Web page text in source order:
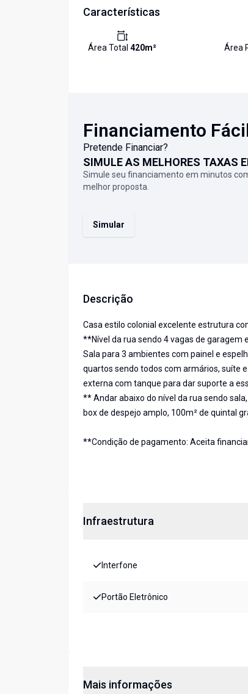
Características
Área Total 420m² Área
Financiamento
Pretende Financiar?
SIMULE AS MELHORES TAXAS
Simule seu financiamento em minutos
melhor proposta.
Simular
Descrição
Casa estilo colonial excelente estrutura
**Nível da rua sendo 4 vagas de garagem
Sala para 3 ambientes com painel e
quartos sendo todos com armários, suíte
externa com tanque para dar suporte a
** Andar abaixo do nível da rua sendo
box de despejo amplo, 100m² de quintal
**Condição de pagamento: Aceita
Infraestrutura
Interfone
Portão Eletrônico
Mais informações